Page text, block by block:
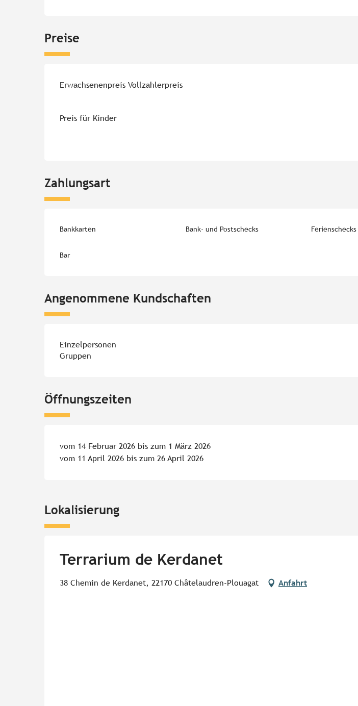
Preise
Erwachsenenpreis Vollzahlerpreis
Preis für Kinder
Zahlungsart
Bankkarten Bank- und Postschecks Ferienschecks
Bar
Angenommene Kundschaften
Einzelpersonen
Gruppen
Öffnungszeiten
vom 14 Februar 2026 bis zum 1 März 2026
vom 11 April 2026 bis zum 26 April 2026
Lokalisierung
Terrarium de Kerdanet
38 Chemin de Kerdanet, 22170 Châtelaudren-Plouagat Anfahrt